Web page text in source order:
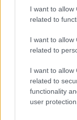
I want to allow
related to
I want to allow
related to
I want to allow
related to
functionality
user protection.